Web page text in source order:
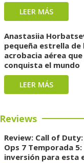
LEER MÁS
Anastasiia
pequeña estrella de
acrobacia aérea que
conquista el mundo
LEER MÁS
Reviews
Review: Call of
Ops 7 Temporada 5:
inversión para esta